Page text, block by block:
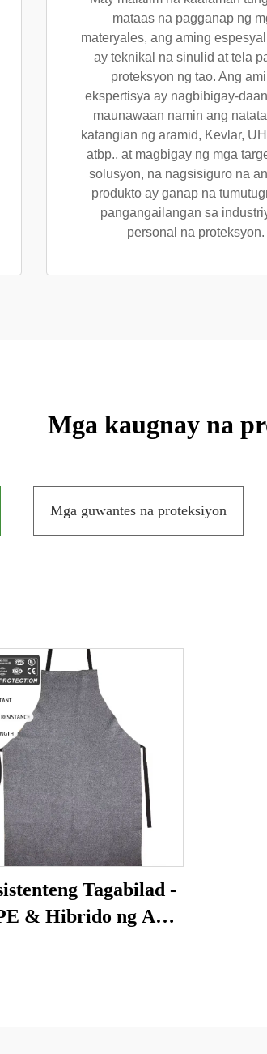
mataas na pagganap ng
materyales, ang aming
ay teknikal na sinulid at tela
proteksyon ng tao. Ang
ekspertisya ay nagbibigay-
maunawaan namin ang
katangian ng aramid, Kevlar,
atbp., at magbigay ng mga
solusyon, na nagsisiguro na
produkto ay ganap na
pangangailangan sa
personal na proteksyon.
Mga kaugnay na
Mga guwantes na proteksiyon
Tagabilad -
& Hibrido ng Ahas